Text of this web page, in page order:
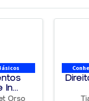
In...
Orso